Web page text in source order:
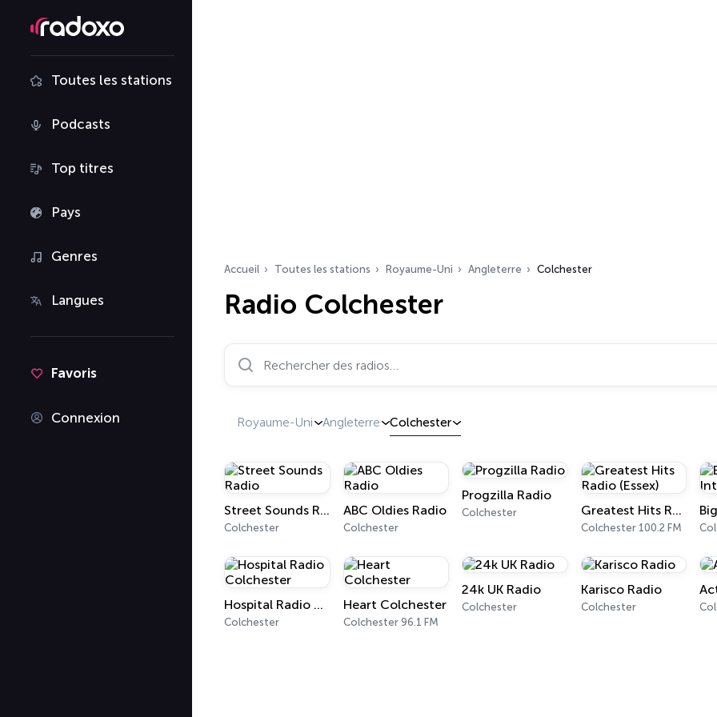
Toutes les stations
Podcasts
Top titres
Pays
Genres
Langues
Favoris
Connexion
Accueil Toutes les stations Royaume-Uni Angleterre Colchester
Radio Colchester
Rechercher des radios…
Royaume-Uni Angleterre Colchester
Street Sounds Radio
Colchester
ABC Oldies Radio
Colchester
Progzilla Radio
Colchester Greatest Hits Radio (Essex)
Colchester 100.2 FM
Hospital Radio Colchester
Colchester
Heart Colchester
Colchester 96.1 FM
24k UK Radio
Colchester
Karisco Radio
Colchester